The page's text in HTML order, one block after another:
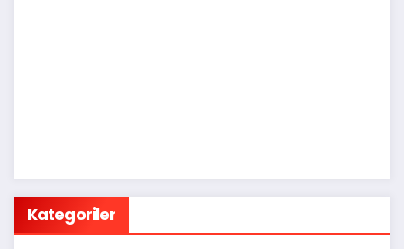
Kategoriler